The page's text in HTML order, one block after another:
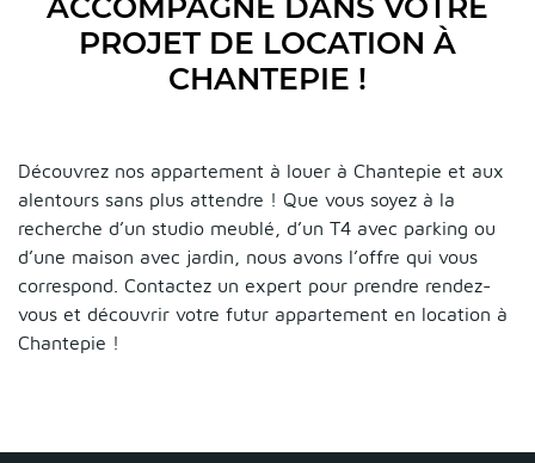
PROJET DE LOCATION À
CHANTEPIE !
Découvrez nos appartement à louer à Chantepie et aux
alentours sans plus attendre ! Que vous soyez à la
recherche d’un studio meublé, d’un T4 avec parking ou
d’une maison avec jardin, nous avons l’offre qui vous
correspond. Contactez un expert pour prendre rendez-
vous et découvrir votre futur appartement en location à
Chantepie !